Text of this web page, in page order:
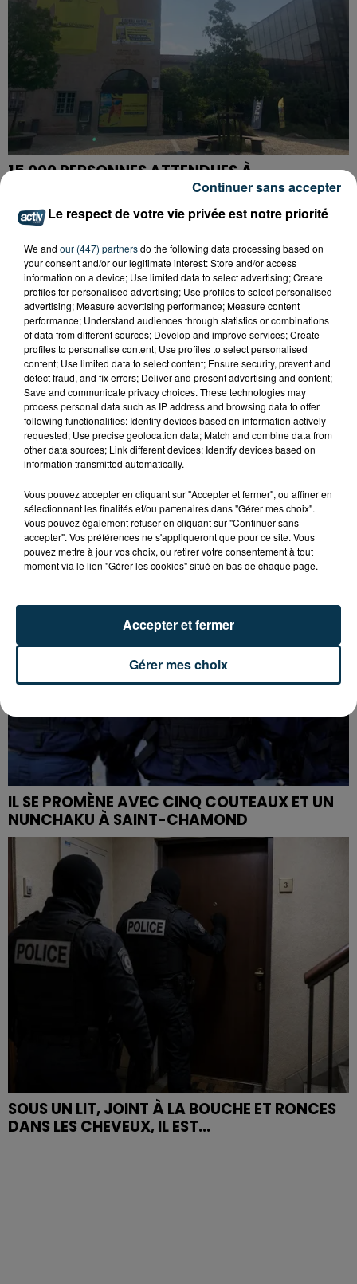
15 000 PERSONNES ATTENDUES À
MONTBRISON POUR LE TOUR DE FRANCE
FÉMININ
INCENDIE : L'ONG STÉPHANOISE PHF
TOUJOURS AU CHEVET DES HABITANTS...
IL SE PROMÈNE AVEC CINQ COUTEAUX ET UN
NUNCHAKU À SAINT-CHAMOND
SOUS UN LIT, JOINT À LA BOUCHE ET RONCES
DANS LES CHEVEUX, IL EST...
Le respect de votre vie privée est notre priorité
We and our (447) partnersdo the following data processing based on
your consent and/or our legitimate interest: Store and/or access
information on a device; Use limited data to select advertising; Create
profiles for personalised advertising; Use profiles to select personalised
advertising; Measure advertising performance; Measure content
performance; Understand audiences through statistics or combinations
of data from different sources; Develop and improve services; Create
profiles to personalise content; Use profiles to select personalised
content; Use limited data to select content; Ensure security, prevent and
detect fraud, and fix errors; Deliver and present advertising and content;
Save and communicate privacy choices. These technologies may
process personal data such as IP address and browsing data to offer
following functionalities: Identify devices based on information actively
requested; Use precise geolocation data; Match and combine data from
other data sources; Link different devices; Identify devices based on
information transmitted automatically.
Vous pouvez accepter en cliquant sur "Accepter et fermer", ou affiner en
sélectionnant les finalités et/ou partenaires dans "Gérer mes choix".
Vous pouvez également refuser en cliquant sur "Continuer sans
accepter". Vos préférences ne s'appliqueront que pour ce site. Vous
pouvez mettre à jour vos choix, ou retirer votre consentement à tout
moment via le lien "Gérer les cookies" situé en bas de chaque page.
Gérer mes choix
Accepter et fermer
Continuer sans accepter